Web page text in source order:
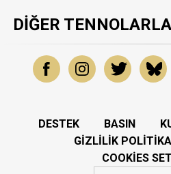
DIĞER
DESTEK BASIN
GIZLILIK
COOKIES